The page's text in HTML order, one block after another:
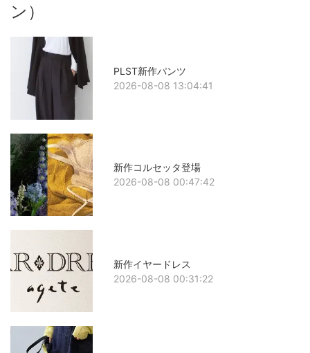
ン）
PLST新作パンツ
2026-08-08 13:04:41
新作コルセッタ登場
2026-08-08 00:47:42
新作イヤードレス
2026-08-08 00:31:22